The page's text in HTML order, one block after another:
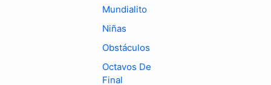
Mundialito
Niñas
Obstáculos
Octavos De
Final